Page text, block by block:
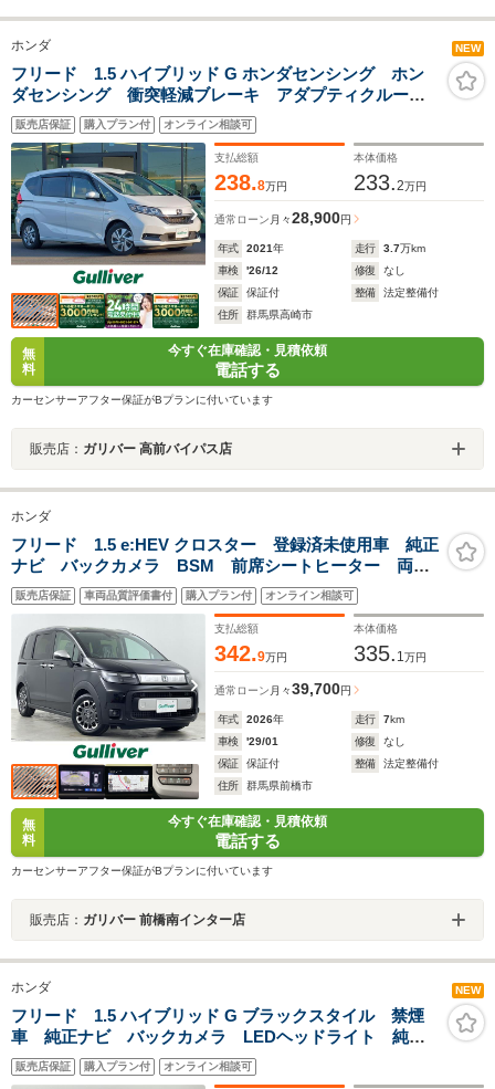
ホンダ NEW
フリード 1.5 ハイブリッド G ホンダセンシング ホン
ダセンシング 衝突軽減ブレーキ アダプティクルーズ
コントロール 車線維持支援システム 先行車発進通知
機能 純正ナビ フルセグテレビ ビルトインETC
Bluetooth接続 バックカメラ
販売店保証 購入プラン付 オンライン相談可
支払総額
238.8万円
本体価格
233.2万円
通常ローン 月々28,900円
年式 2021年 走行 3.7万km
車検
'26/12 修復
なし
保証
保証付 整備
法定整備付
住所
群馬県高崎市
無
料
今すぐ在庫確認・見積依頼
電話する
カーセンサーアフター保証がBプランに付いています
販売店： ガリバー 高前バイパス店
ホンダ
フリード 1.5 e:HEV クロスター 登録済未使用車 純正
ナビ バックカメラ BSM 前席シートヒーター 両側
パワースライドドア アダプティブクルーズコントロー
ル 純正15インチアルミホイール クリアランスソナ
ー LEDヘッドライト フォグランプ
販売店保証 車両品質評価書付 購入プラン付 オンライン相談可
支払総額
342.9万円
本体価格
335. 1万円
通常ローン 月々39,700円
年式 2026年 走行 7km
車検
'29/01 修復
なし
保証
保証付 整備
法定整備付
住所
群馬県前橋市
無
料
今すぐ在庫確認・見積依頼
電話する
カーセンサーアフター保証がBプランに付いています
販売店： ガリバー 前橋南インター店
ホンダ NEW
フリード 1.5 ハイブリッド G ブラックスタイル 禁煙
車 純正ナビ バックカメラ LEDヘッドライト 純正
前後ドライブレコーダー ビルトインETC LEDヘッド
ライト 両側パワスラ レーンキープアシスト レーダ
販売店保証 購入プラン付 オンライン相談可